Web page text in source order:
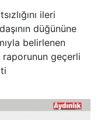
ileri
düğününe
belirlenen
raporunun geçerli